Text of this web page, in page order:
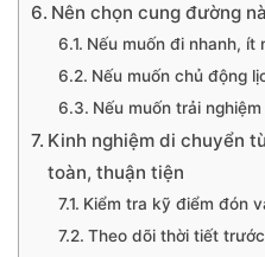
Nên chọn cung đường
Nếu muốn đi nhanh, ít
Nếu muốn chủ động
Nếu muốn trải
Kinh nghiệm di chuyển
toàn, thuận tiện
Kiểm tra kỹ điểm đón
Theo dõi thời tiết